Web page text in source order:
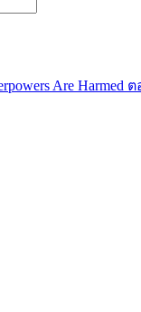
Are Harmed